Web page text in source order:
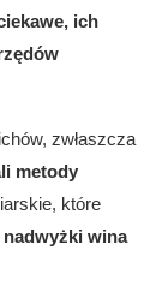
ich
zwłaszcza
metody
które
nadwyżki wina